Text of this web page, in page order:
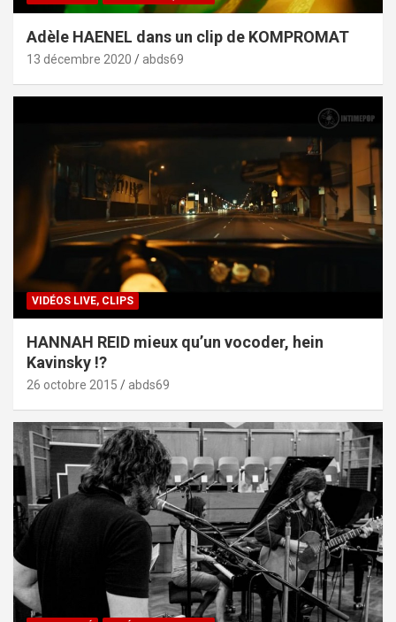
Adèle HAENEL dans un clip de KOMPROMAT
13 décembre 2020 abds69
VIDÉOS LIVE, CLIPS
HANNAH REID mieux qu’un vocoder, hein
Kavinsky !?
26 octobre 2015 abds69